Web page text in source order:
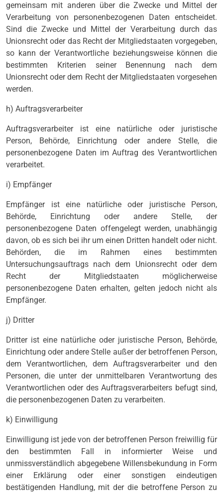
gemeinsam mit anderen über die Zwecke und Mittel der
Verarbeitung von personenbezogenen Daten entscheidet.
Sind die Zwecke und Mittel der Verarbeitung durch das
Unionsrecht oder das Recht der Mitgliedstaaten vorgegeben,
so kann der Verantwortliche beziehungsweise können die
bestimmten Kriterien seiner Benennung nach dem
Unionsrecht oder dem Recht der Mitgliedstaaten vorgesehen
werden.
h) Auftragsverarbeiter
Auftragsverarbeiter ist eine natürliche oder juristische
Person, Behörde, Einrichtung oder andere Stelle, die
personenbezogene Daten im Auftrag des Verantwortlichen
verarbeitet.
i) Empfänger
Empfänger ist eine natürliche oder juristische Person,
Behörde, Einrichtung oder andere Stelle, der
personenbezogene Daten offengelegt werden, unabhängig
davon, ob es sich bei ihr um einen Dritten handelt oder nicht.
Behörden, die im Rahmen eines bestimmten
Untersuchungsauftrags nach dem Unionsrecht oder dem
Recht der Mitgliedstaaten möglicherweise
personenbezogene Daten erhalten, gelten jedoch nicht als
Empfänger.
j) Dritter
Dritter ist eine natürliche oder juristische Person, Behörde,
Einrichtung oder andere Stelle außer der betroffenen Person,
dem Verantwortlichen, dem Auftragsverarbeiter und den
Personen, die unter der unmittelbaren Verantwortung des
Verantwortlichen oder des Auftragsverarbeiters befugt sind,
die personenbezogenen Daten zu verarbeiten.
k) Einwilligung
Einwilligung ist jede von der betroffenen Person freiwillig für
den bestimmten Fall in informierter Weise und
unmissverständlich abgegebene Willensbekundung in Form
einer Erklärung oder einer sonstigen eindeutigen
bestätigenden Handlung, mit der die betroffene Person zu